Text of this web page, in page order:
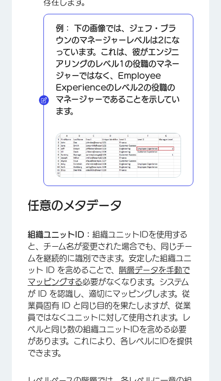
×
存在します。
例：
下の画像では、ジェフ・ブラ
ウンのマネージャーレベルは2にな
っています。これは、彼がエンジニ
アリングのレベル1の役職のマネー
ジャーではなく、Employee
Experienceのレベル2の役職の
マネージャーであることを示してい
ます。
任意のメタデータ
組織ユニットID： 組織ユニットIDを使用する
と、チーム名が変更された場合でも、同じチー
ムを継続的に識別できます。安定した組織ユニ
ット ID を含めることで、
階層データを手動で
マッピングする必要がなくなります。システム
が ID を認識し、適切にマッピングします。従
業員固有 ID と同じ目的を果たしますが、従業
員ではなくユニットに対して使用されます。レ
ベルと同じ数の組織ユニットIDを含める必要
があります。これにより、各レベルにIDを提供
できます。